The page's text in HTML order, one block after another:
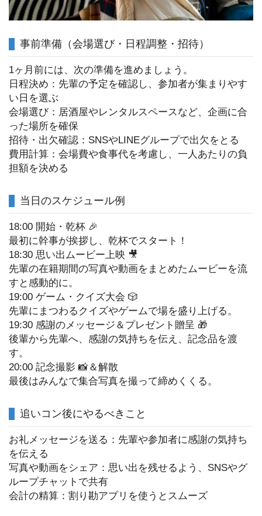
事前準備（会場選び・日程調整・招待）
1ヶ月前には、次の準備を進めましょう。
日程決め：先輩の予定を確認し、参加者が集まりやす
い日を選ぶ
会場選び：居酒屋やレンタルスペースなど、企画に合
った場所を確保
招待・出欠確認：SNSやLINEグループで出欠をとる
費用計算：会場費や食事代を考慮し、一人あたりの負
担額を決める
当日のスケジュール例
18:00 開始・乾杯 🎉
最初に幹事が挨拶し、乾杯でスタート！
18:30 思い出ムービー上映 🎥
先輩の在籍期間の写真や動画をまとめたムービーを流
すと感動的に。
19:00 ゲーム・クイズ大会 🎲
先輩にまつわるクイズやゲームで場を盛り上げる。
19:30 感謝のメッセージ＆プレゼント贈呈 🎁
後輩から先輩へ、感謝の気持ちを伝え、記念品を渡
す。
20:00 記念撮影 📸＆解散
最後はみんなで集合写真を撮って締めくくる。
追いコン後にやるべきこと
お礼メッセージを送る：先輩や参加者に感謝の気持ち
を伝える
写真や動画をシェア：思い出を残せるよう、SNSやグ
ループチャットで共有
会計の精算：割り勘アプリを使うとスムーズ